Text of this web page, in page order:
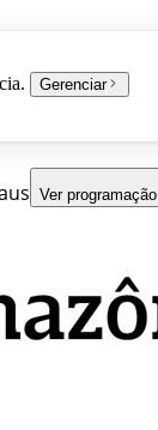
Gerenciar
Ver programação